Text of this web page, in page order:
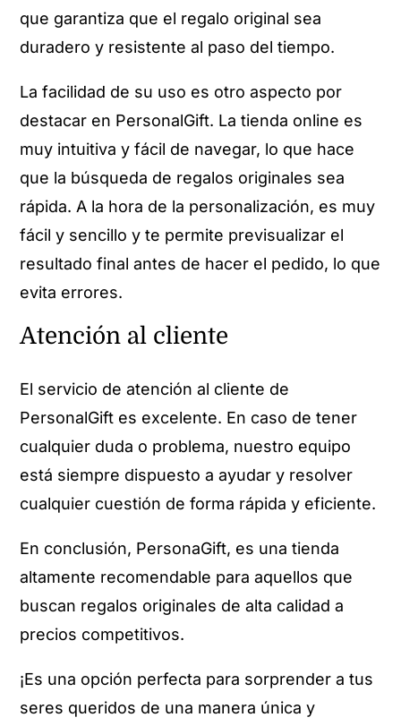
que garantiza que el regalo original sea
duradero y resistente al paso del tiempo.
La facilidad de su uso es otro aspecto por
destacar en PersonalGift. La tienda online es
muy intuitiva y fácil de navegar, lo que hace
que la búsqueda de regalos originales sea
rápida. A la hora de la personalización, es muy
fácil y sencillo y te permite previsualizar el
resultado final antes de hacer el pedido, lo que
evita errores.
Atención al cliente
El servicio de atención al cliente de
PersonalGift es excelente. En caso de tener
cualquier duda o problema, nuestro equipo
está siempre dispuesto a ayudar y resolver
cualquier cuestión de forma rápida y eficiente.
En conclusión, PersonaGift, es una tienda
altamente recomendable para aquellos que
buscan regalos originales de alta calidad a
precios competitivos.
¡Es una opción perfecta para sorprender a tus
seres queridos de una manera única y